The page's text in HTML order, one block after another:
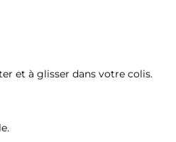
et à glisser dans votre colis.